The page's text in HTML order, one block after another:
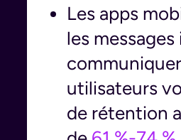
Les apps
les
utilisateurs
de rétention